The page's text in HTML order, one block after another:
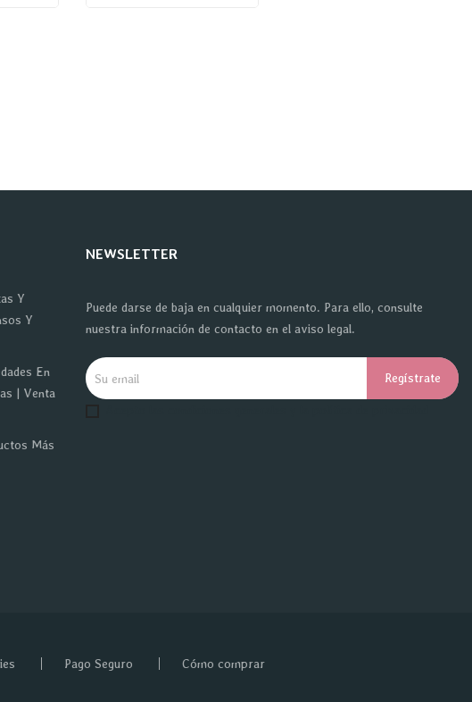
Y
Y
En
| Venta
Más
NEWSLETTER
Puede darse de baja en cualquier momento. Para ello, consulte
nuestra información de contacto en el aviso legal.
Pago Seguro Cómo comprar